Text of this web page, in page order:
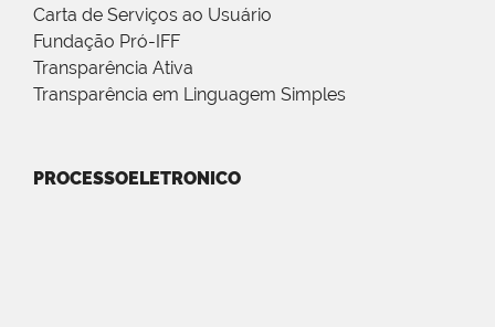
Carta de Serviços ao Usuário
Fundação Pró-IFF
Transparência Ativa
Transparência em Linguagem Simples
PROCESSOELETRONICO